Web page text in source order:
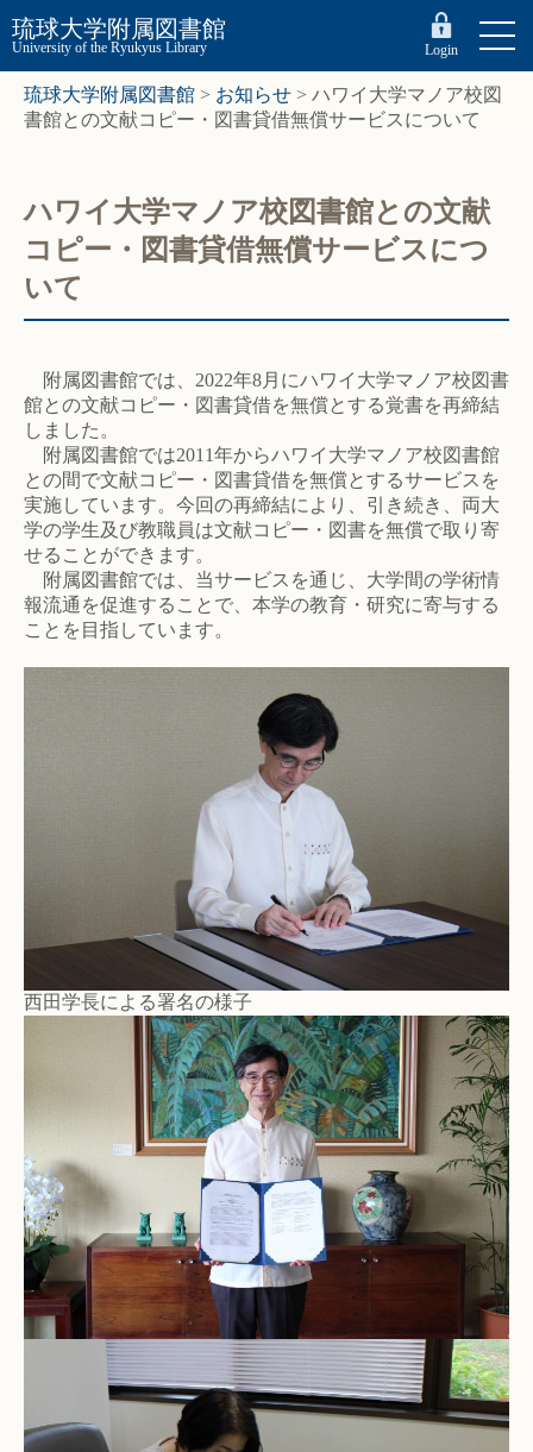
琉球大学附属図書館
University of the Ryukyus Library Login
琉球大学附属図書館 > お知らせ > ハワイ大学マノア校図
書館との文献コピー・図書貸借無償サービスについて
ハワイ大学マノア校図書館との文献
コピー・図書貸借無償サービスにつ
いて
附属図書館では、2022年8月にハワイ大学マノア校図書
館との文献コピー・図書貸借を無償とする覚書を再締結
しました。
附属図書館では2011年からハワイ大学マノア校図書館
との間で文献コピー・図書貸借を無償とするサービスを
実施しています。今回の再締結により、引き続き、両大
学の学生及び教職員は文献コピー・図書を無償で取り寄
せることができます。
附属図書館では、当サービスを通じ、大学間の学術情
報流通を促進することで、本学の教育・研究に寄与する
ことを目指しています。
西田学長による署名の様子